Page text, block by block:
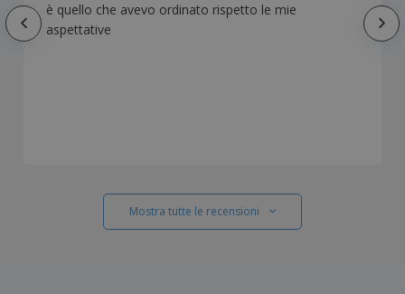
è quello che avevo ordinato rispetto le mie
aspettative
Mostra tutte le recensioni